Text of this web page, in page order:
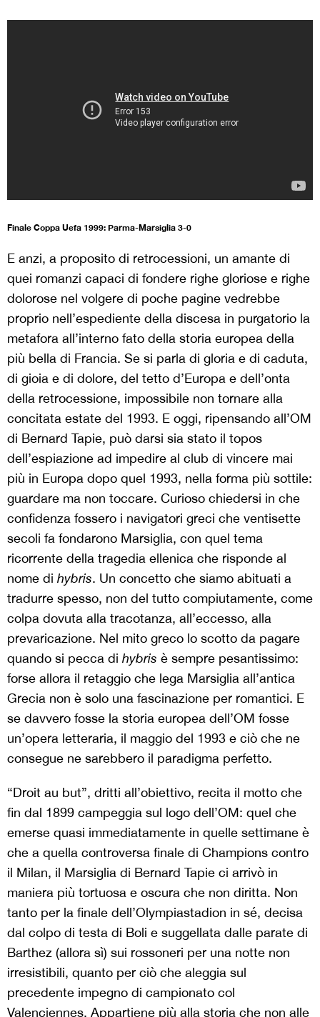
Finale Coppa Uefa 1999: Parma-Marsiglia 3-0
E anzi, a proposito di retrocessioni, un amante di
quei romanzi capaci di fondere righe gloriose e righe
dolorose nel volgere di poche pagine vedrebbe
proprio nell’espediente della discesa in purgatorio la
metafora all’interno fato della storia europea della
più bella di Francia. Se si parla di gloria e di caduta,
di gioia e di dolore, del tetto d’Europa e dell’onta
della retrocessione, impossibile non tornare alla
concitata estate del 1993. E oggi, ripensando all’OM
di Bernard Tapie, può darsi sia stato il topos
dell’espiazione ad impedire al club di vincere mai
più in Europa dopo quel 1993, nella forma più sottile:
guardare ma non toccare. Curioso chiedersi in che
confidenza fossero i navigatori greci che ventisette
secoli fa fondarono Marsiglia, con quel tema
ricorrente della tragedia ellenica che risponde al
nome di hybris. Un concetto che siamo abituati a
tradurre spesso, non del tutto compiutamente, come
colpa dovuta alla tracotanza, all’eccesso, alla
prevaricazione. Nel mito greco lo scotto da pagare
quando si pecca di hybris è sempre pesantissimo:
forse allora il retaggio che lega Marsiglia all’antica
Grecia non è solo una fascinazione per romantici. E
se davvero fosse la storia europea dell’OM fosse
un’opera letteraria, il maggio del 1993 e ciò che ne
consegue ne sarebbero il paradigma perfetto.
“Droit au but”, dritti all’obiettivo, recita il motto che
fin dal 1899 campeggia sul logo dell’OM: quel che
emerse quasi immediatamente in quelle settimane è
che a quella controversa finale di Champions contro
il Milan, il Marsiglia di Bernard Tapie ci arrivò in
maniera più tortuosa e oscura che non diritta. Non
tanto per la finale dell’Olympiastadion in sé, decisa
dal colpo di testa di Boli e suggellata dalle parate di
Barthez (allora sì) sui rossoneri per una notte non
irresistibili, quanto per ciò che aleggia sul
precedente impegno di campionato col
Valenciennes. Appartiene più alla storia che non alle